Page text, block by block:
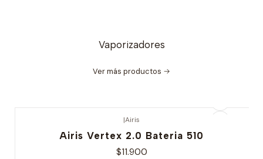
Vaporizadores
Ver más productos
|Airis
Airis Vertex 2.0 Bateria 510
$11.900